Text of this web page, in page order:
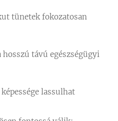
tünetek fokozatosan
távú egészségügyi
lassulhat